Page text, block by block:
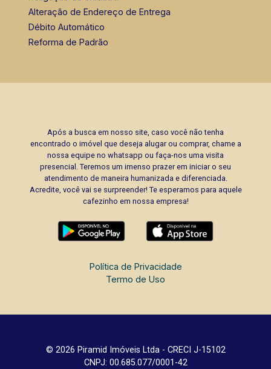
Alteração de Endereço de Entrega
Débito Automático
Reforma de Padrão
Após a busca em nosso site, caso você não tenha
encontrado o imóvel que deseja alugar ou comprar, chame a
nossa equipe no whatsapp ou faça-nos uma visita
presencial. Teremos um imenso prazer em iniciar o seu
atendimento de maneira humanizada e diferenciada.
Acredite, você vai se surpreender! Te esperamos para aquele
cafezinho em nossa empresa!
Política de Privacidade
Termo de Uso
© 2026 Piramid Imóveis Ltda - CRECI J-15102
CNPJ: 00.685.077/0001-42